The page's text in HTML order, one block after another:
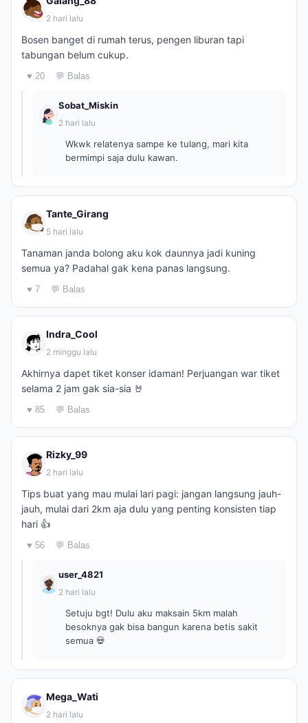
2 hari lalu
Bosen banget di rumah terus, pengen liburan tapi
tabungan belum cukup.
♥ 20 💬 Balas
Sobat_Miskin
2 hari lalu
Wkwk relatenya sampe ke tulang, mari kita
bermimpi saja dulu kawan.
Tante_Girang
5 hari lalu
Tanaman janda bolong aku kok daunnya jadi kuning
semua ya? Padahal gak kena panas langsung.
♥ 7 💬 Balas
Indra_Cool
2 minggu lalu
Akhirnya dapet tiket konser idaman! Perjuangan war tiket
selama 2 jam gak sia-sia 🤘
♥ 85 💬 Balas
Rizky_99
2 hari lalu
Tips buat yang mau mulai lari pagi: jangan langsung jauh-
jauh, mulai dari 2km aja dulu yang penting konsisten tiap
hari 👍
♥ 56 💬 Balas
user_4821
2 hari lalu
Setuju bgt! Dulu aku maksain 5km malah
besoknya gak bisa bangun karena betis sakit
semua 💀
Mega_Wati
2 hari lalu